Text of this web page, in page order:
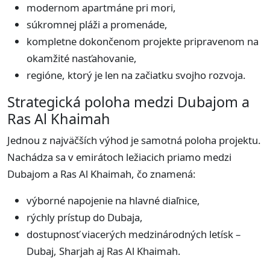
modernom apartmáne pri mori,
súkromnej pláži a promenáde,
kompletne dokončenom projekte pripravenom na
okamžité nasťahovanie,
regióne, ktorý je len na začiatku svojho rozvoja.
Strategická poloha medzi Dubajom a
Ras Al Khaimah
Jednou z najväčších výhod je samotná poloha projektu.
Nachádza sa v emirátoch ležiacich priamo medzi
Dubajom a Ras Al Khaimah, čo znamená:
výborné napojenie na hlavné diaľnice,
rýchly prístup do Dubaja,
dostupnosť viacerých medzinárodných letísk –
Dubaj, Sharjah aj Ras Al Khaimah.